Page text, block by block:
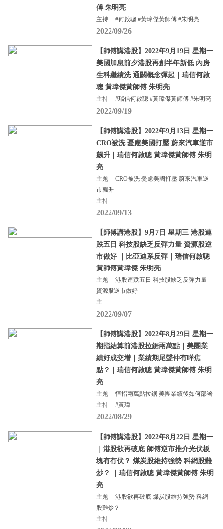
傅 朱明亮
主持： #何啟聰 #黃瑋傑黃師傅 #朱明亮
2022/09/26
【師傅講港股】2022年9月19日 星期一
美國加息前夕港股再創半年新低 內房
生科繼續洗 通關概念彈起｜瑞信何啟
聰 黃瑋傑黃師傅 朱明亮
主持： #瑞信何啟聰 #黃瑋傑黃師傅 #朱明亮
2022/09/19
【師傅講港股】2022年9月13日 星期一
CRO被洗 憂慮美國打壓 蔚來汽車逆市
飆升｜瑞信何啟聰 黃瑋傑黃師傅 朱明
亮
主題： CRO被洗 憂慮美國打壓 蔚來汽車逆
市飆升
主持：
2022/09/13
【師傅講港股】9月7日 星期三 港股連
跌五日 科技股缺乏反彈力量 資源股逆
市做好 ｜比亞迪系反彈｜瑞信何啟聰
黃師傅黃瑋傑 朱明亮
主題： 港股連跌五日 科技股缺乏反彈力量
資源股逆市做好
主
2022/09/07
【師傅講港股】2022年8月29日 星期一
期指結算前港股拉鋸兩萬點｜美團業
績好成交增｜業績期尾聲仲有咩焦
點？｜瑞信何啟聰 黃瑋傑黃師傅 朱明
亮
主題： 恒指兩萬點拉鋸 美團業績後如何部署
主持： #黃瑋
2022/08/29
【師傅講港股】2022年8月22日 星期一
｜港股欲再破底 師傅逆市推介光伏板
塊有冇伏？ 煤炭股維持強勢 科網股難
炒？ ｜瑞信何啟聰 黃瑋傑黃師傅 朱明
亮
主題： 港股欲再破底 煤炭股維持強勢 科網
股難炒？
主持：